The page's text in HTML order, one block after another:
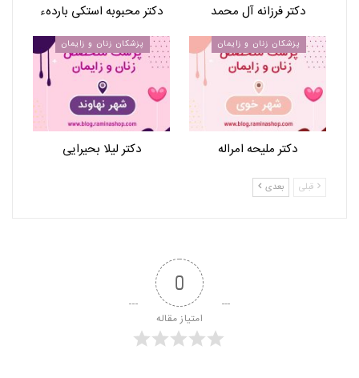
دکتر فرزانه آل محمد دکتر محبوبه استکی باردهء
پزشکان زنان و زایمان
دکتر ملیحه امراله
پزشکان زنان و زایمان
دکتر لیلا بحیرایی
قبلی بعدی
0
امتیاز مقاله